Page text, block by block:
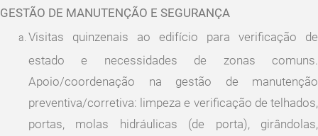
GESTÃO DE MANUTENÇÃO E SEGURANÇA
Visitas quinzenais ao edifício para verificação de
estado e necessidades de zonas comuns.
Apoio/coordenação na gestão de manutenção
preventiva/corretiva: limpeza e verificação de telhados,
portas, molas hidráulicas (de porta), girândolas,